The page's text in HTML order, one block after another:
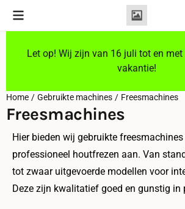
Cookievoorkeuren zijn momenteel gesloten.
Let op! Wij zijn van 16 juli tot en
vakantie!
Home / Gebruikte machines / Freesmachines
Freesmachines
Hier bieden wij gebruikte
professioneel houtfrezen aan. Van
tot zwaar uitgevoerde modellen voor
Deze zijn kwalitatief goed en gunstig in